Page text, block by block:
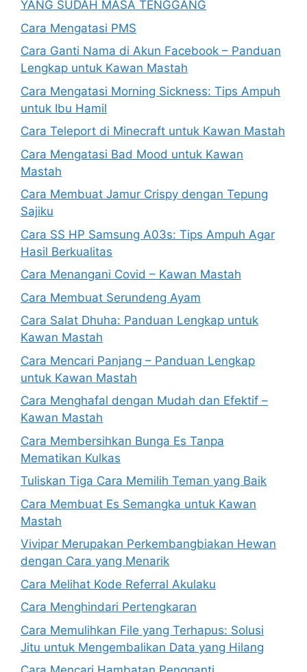
YANG SUDAH MASA TENGGANG
Cara Mengatasi PMS
Cara Ganti Nama di Akun Facebook – Panduan
Lengkap untuk Kawan Mastah
Cara Mengatasi Morning Sickness: Tips Ampuh
untuk Ibu Hamil
Cara Teleport di Minecraft untuk Kawan Mastah
Cara Mengatasi Bad Mood untuk Kawan
Mastah
Cara Membuat Jamur Crispy dengan Tepung
Sajiku
Cara SS HP Samsung A03s: Tips Ampuh Agar
Hasil Berkualitas
Cara Menangani Covid – Kawan Mastah
Cara Membuat Serundeng Ayam
Cara Salat Dhuha: Panduan Lengkap untuk
Kawan Mastah
Cara Mencari Panjang – Panduan Lengkap
untuk Kawan Mastah
Cara Menghafal dengan Mudah dan Efektif –
Kawan Mastah
Cara Membersihkan Bunga Es Tanpa
Mematikan Kulkas
Tuliskan Tiga Cara Memilih Teman yang Baik
Cara Membuat Es Semangka untuk Kawan
Mastah
Vivipar Merupakan Perkembangbiakan Hewan
dengan Cara yang Menarik
Cara Melihat Kode Referral Akulaku
Cara Menghindari Pertengkaran
Cara Memulihkan File yang Terhapus: Solusi
Jitu untuk Mengembalikan Data yang Hilang